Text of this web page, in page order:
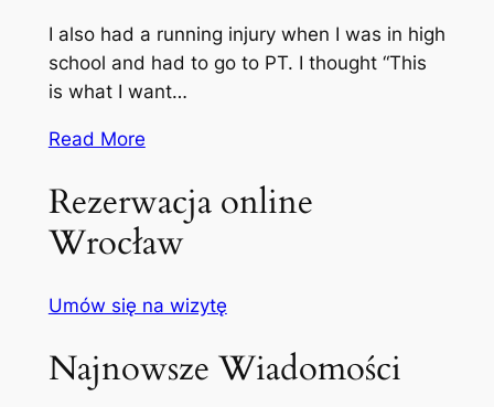
I also had a running injury when I was in high
school and had to go to PT. I thought “This
is what I want…
Read More
Rezerwacja online
Wrocław
Umów się na wizytę
Najnowsze Wiadomości